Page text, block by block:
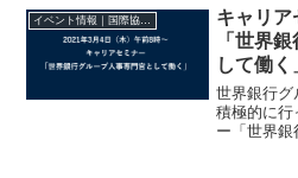
られる価値
キャリア
「世界
して働く
世界銀行グ
積極的に行
ー「世界